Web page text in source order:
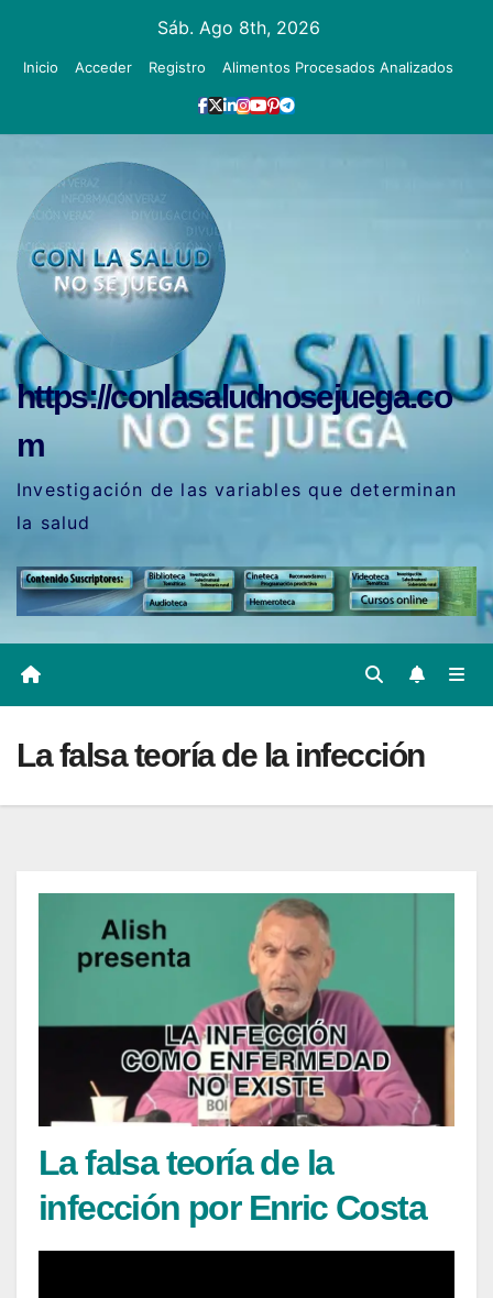
Sáb. Ago 8th, 2026
Inicio Acceder Registro Alimentos Procesados Analizados
https://conlasaludnosejuega.co
m
Investigación de las variables que determinan
la salud
La falsa teoría de la infección
La falsa teoría de la
infección por Enric Costa